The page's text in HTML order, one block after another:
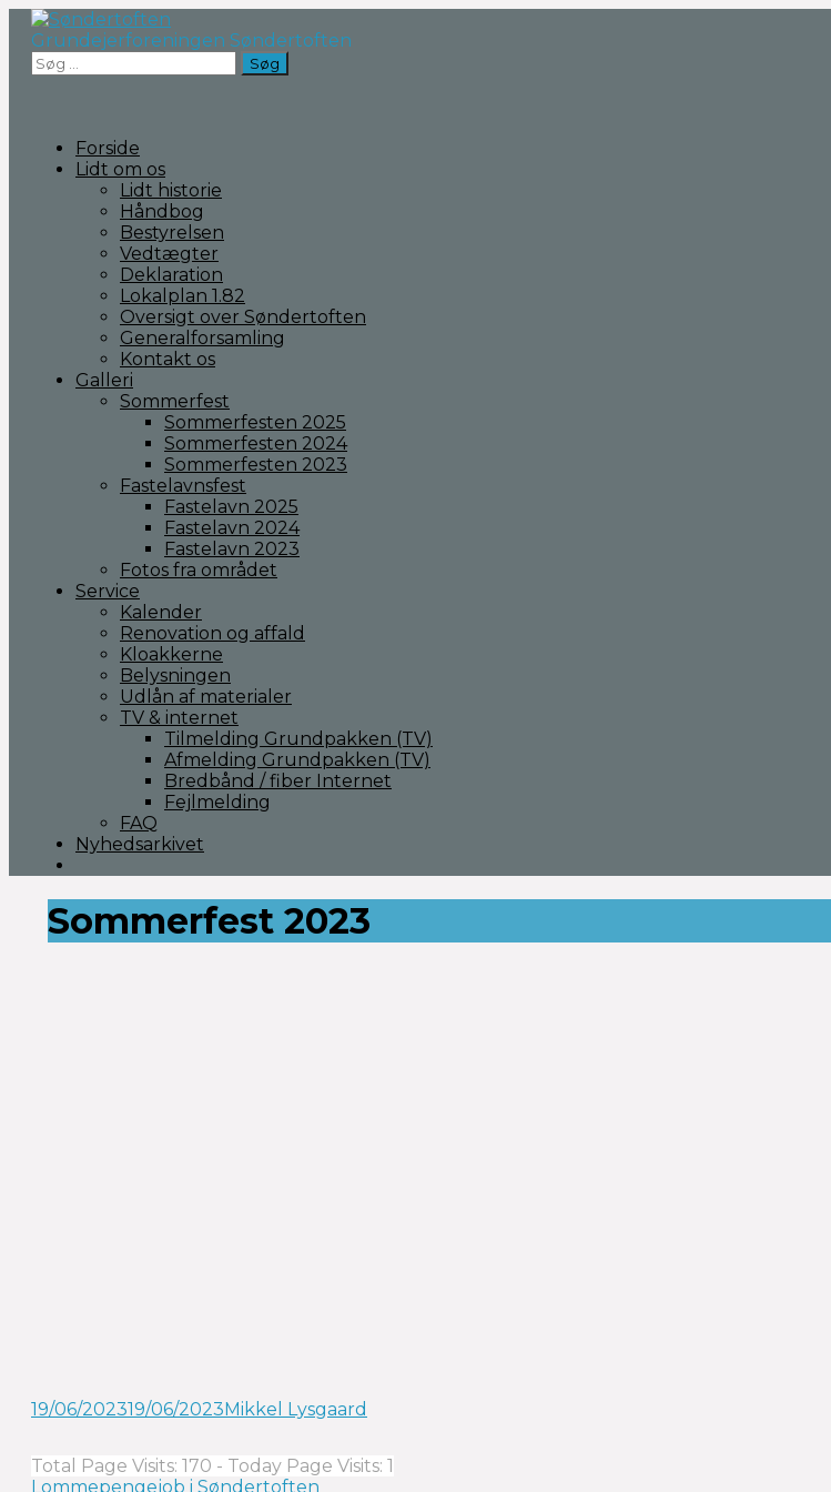
Fortsæt
indhold
Grundejerforeningen Søndertoften
Søg
efter:
Forside
Lidt om os
Lidt historie
Håndbog
Bestyrelsen
Vedtægter
Deklaration
Lokalplan 1.82
Oversigt over Søndertoften
Generalforsamling
Kontakt os
Galleri
Sommerfest
Sommerfesten 2025
Sommerfesten 2024
Sommerfesten 2023
Fastelavnsfest
Fastelavn 2025
Fastelavn 2024
Fastelavn 2023
Fotos fra området
Service
Kalender
Renovation og affald
Kloakkerne
Belysningen
Udlån af materialer
TV & internet
Tilmelding Grundpakken (TV)
Afmelding Grundpakken (TV)
Bredbånd / fiber Internet
Fejlmelding
FAQ
Nyhedsarkivet
Sommerfest 2023
19/06/202319/06/2023 Mikkel Lysgaard
Total Page Visits: 170 - Today Page Visits: 1
Lommepengejob i Søndertoften